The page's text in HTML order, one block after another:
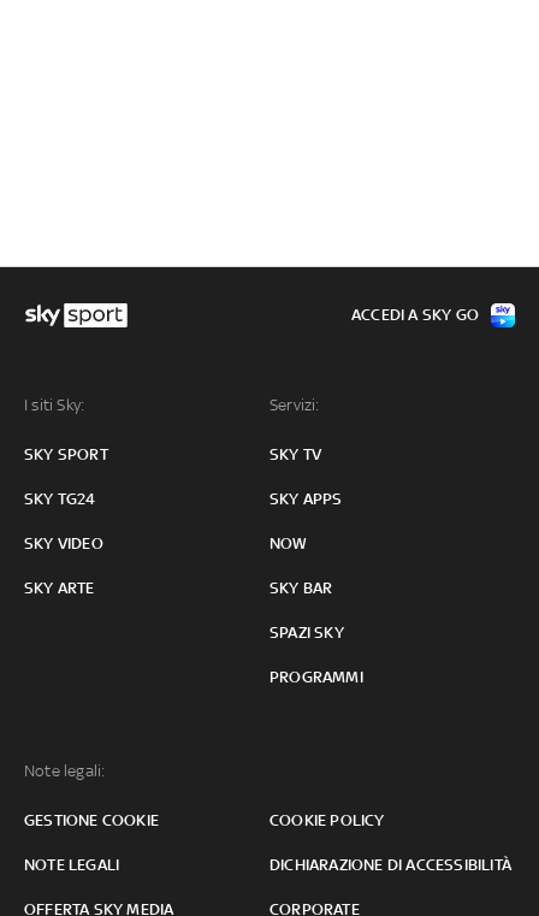
I siti Sky:
SKY SPORT
SKY TG24
SKY VIDEO
SKY ARTE
Servizi:
SKY TV
SKY APPS
NOW
SKY BAR
SPAZI SKY
PROGRAMMI
Note legali:
GESTIONE COOKIE COOKIE POLICY
NOTE LEGALI DICHIARAZIONE DI ACCESSIBILITÀ
OFFERTA SKY MEDIA CORPORATE
ACCEDI A SKY GO